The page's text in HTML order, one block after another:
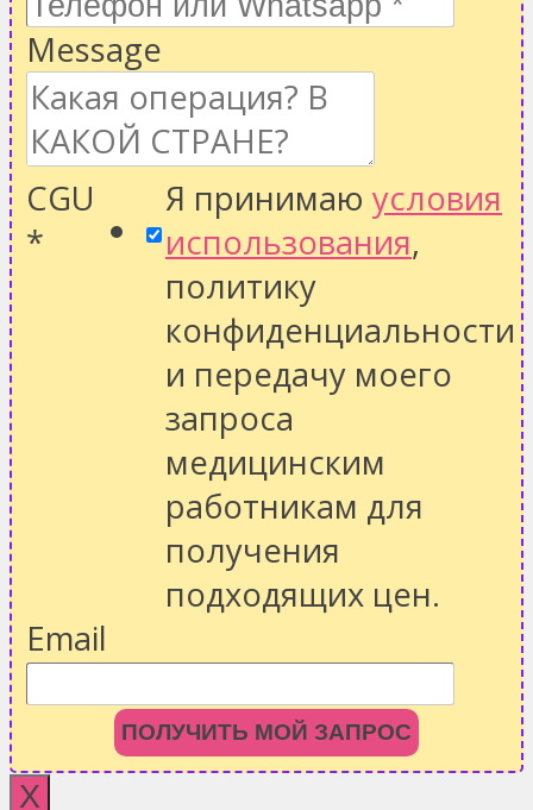
Message
CGU
*
Я принимаю условия
использования,
политику
конфиденциальности
и передачу моего
запроса
медицинским
работникам для
получения
подходящих цен.
Email
ПОЛУЧИТЬ МОЙ ЗАПРОС
X